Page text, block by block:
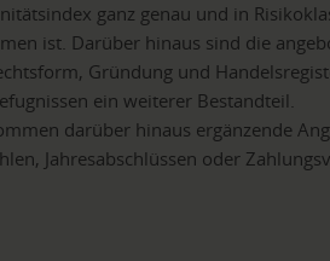
ganz genau und in
ist. Darüber hinaus sind die
Gründung und
ein weiterer Bestandteil.
darüber hinaus ergänzende
Jahresabschlüssen oder